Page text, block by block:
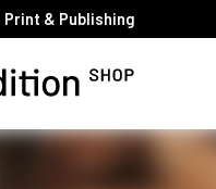
Print & Publishing